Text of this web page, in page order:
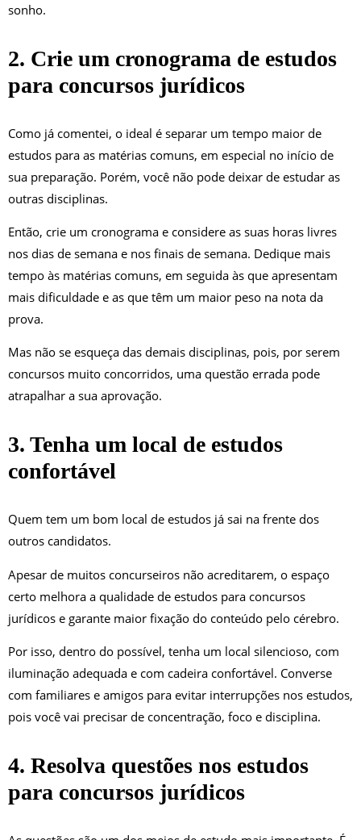
sonho.
2. Crie um cronograma de estudos
para concursos jurídicos
Como já comentei, o ideal é separar um tempo maior de
estudos para as matérias comuns, em especial no início de
sua preparação. Porém, você não pode deixar de estudar as
outras disciplinas.
Então, crie um cronograma e considere as suas horas livres
nos dias de semana e nos finais de semana. Dedique mais
tempo às matérias comuns, em seguida às que apresentam
mais dificuldade e as que têm um maior peso na nota da
prova.
Mas não se esqueça das demais disciplinas, pois, por serem
concursos muito concorridos, uma questão errada pode
atrapalhar a sua aprovação.
3. Tenha um local de estudos
confortável
Quem tem um bom local de estudos já sai na frente dos
outros candidatos.
Apesar de muitos concurseiros não acreditarem, o espaço
certo melhora a qualidade de estudos para concursos
jurídicos e garante maior fixação do conteúdo pelo cérebro.
Por isso, dentro do possível, tenha um local silencioso, com
iluminação adequada e com cadeira confortável. Converse
com familiares e amigos para evitar interrupções nos estudos,
pois você vai precisar de concentração, foco e disciplina.
4. Resolva questões nos estudos
para concursos jurídicos